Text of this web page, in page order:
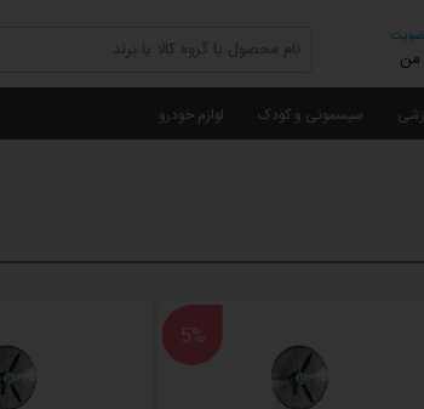
من
سیسمونی و کودک لوازم خودرو
5%